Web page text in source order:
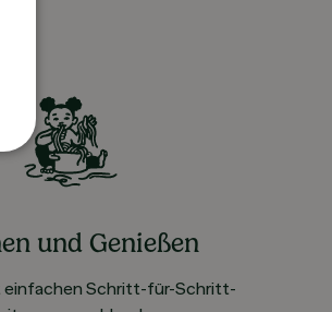
und Genießen
einfachen Schritt-für-Schritt-